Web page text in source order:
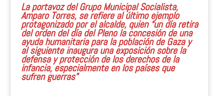
La portavoz del Grupo Municipal Socialista,
Amparo Torres, se refiere al último ejemplo
protagonizado por el alcalde, quien “un día retira
del orden del día del Pleno la concesión de una
ayuda humanitaria para la población de Gaza y
al siguiente inaugura una exposición sobre la
defensa y protección de los derechos de la
infancia, especialmente en los países que
sufren guerras”